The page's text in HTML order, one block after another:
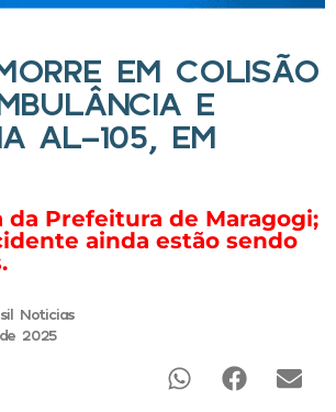
EM COLISÃO
E
AL-105, EM
da Prefeitura de Maragogi;
ainda estão sendo
Noticias
2025